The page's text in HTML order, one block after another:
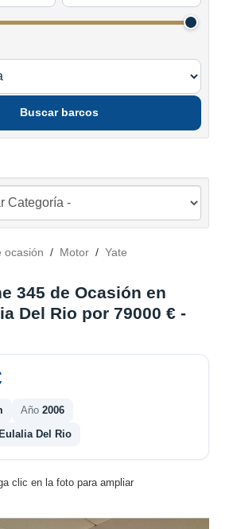
Buscar barcos
ocasión / Motor / Yate
345 de Ocasión en
Del Rio por 79000 € -
Año 2006
Del Rio
clic en la foto para ampliar